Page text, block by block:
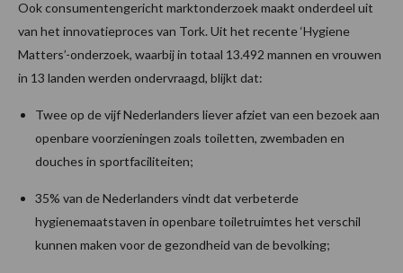
Ook consumentengericht marktonderzoek maakt onderdeel uit
van het innovatieproces van Tork. Uit het recente ‘Hygiene
Matters’-onderzoek, waarbij in totaal 13.492 mannen en vrouwen
in 13 landen werden ondervraagd, blijkt dat:
Twee op de vijf Nederlanders liever afziet van een bezoek aan
openbare voorzieningen zoals toiletten, zwembaden en
douches in sportfaciliteiten;
35% van de Nederlanders vindt dat verbeterde
hygienemaatstaven in openbare toiletruimtes het verschil
kunnen maken voor de gezondheid van de bevolking;